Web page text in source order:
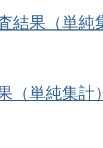
結果（単
（単純集計